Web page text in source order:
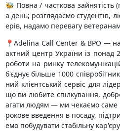
🐝 Повна / часткова зайнятість
а день; розглядаємо студентів,
ерів, надамо перевагу
📍Adelina Call Center & BPO —
актний центр України із понад
роботи на ринку
б'єднує більше 1000
ний клієнтський сервіс для
що ви любите спілкування,
агати людям — ми чекаємо
рокове введення в посаду,
емо побудувати стабільну